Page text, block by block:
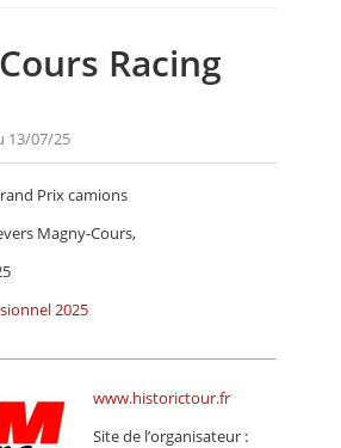
Racing
13/07/25
Prix camions
Magny-Cours,
2025
www.historictour.fr
Site de l’organisateur :